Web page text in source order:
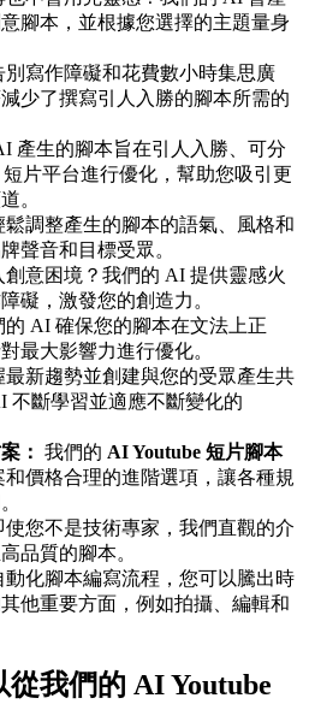
腳本，並根據您選擇的主題量身
別寫作障礙和花費數小時集思廣
少了撰寫引人入勝的腳本所需的
產生的腳本旨在引人入勝、可分
短片平台進行優化，幫助您吸引更
。
鬆調整產生的腳本的語氣、風格和
聲音和目標受眾。
創意困境？我們的 AI 提供靈感火
礙，激發您的創造力。
的 AI 確保您的腳本在文法上正
最大影響力進行優化。
最新趨勢並創建與您的受眾產生共
不斷學習並適應不斷變化的
： 我們的 AI Youtube 短片腳本
價格合理的進階選項，讓各種規
使您不是技術專家，我們直觀的介
品質的腳本。
動化腳本編寫流程，您可以騰出時
他重要方面，例如拍攝、編輯和
我們的 AI Youtube